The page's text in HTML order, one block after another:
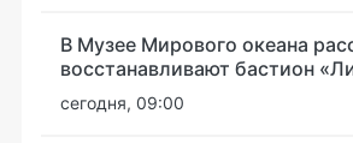
В Музее Мирового океана
восстанавливают бастион
сегодня, 09:00